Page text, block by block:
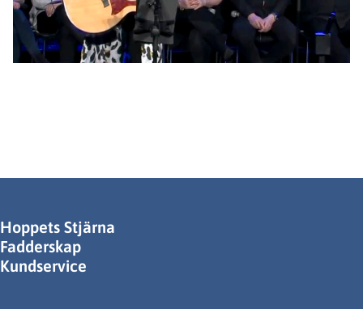
Hoppets Stjärna
Fadderskap
Kundservice